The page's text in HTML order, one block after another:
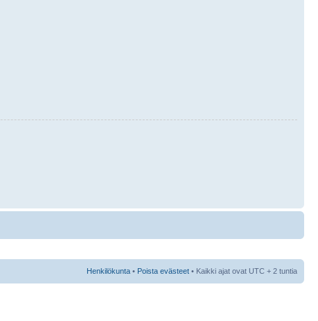
Henkilökunta • Poista evästeet • Kaikki ajat ovat UTC + 2 tuntia